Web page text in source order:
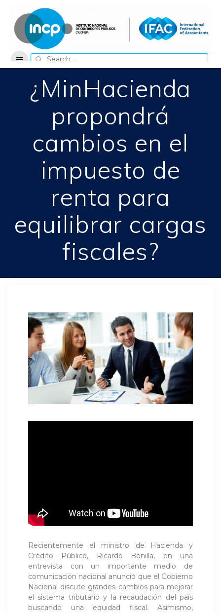
content
Search
for:
¿MinHacienda
propondrá
cambios en el
impuesto de
renta para
equilibrar cargas
fiscales?
Recientemente el ministro de Hacienda y
Crédito Público, Ricardo Bonilla, en una
entrevista con un importante medio de
comunicación nacional anunció que el Gobierno
Nacional discute grandes cambios para mejorar
el sistema tributario y la recaudación del país
buscando una equidad fiscal. Asimismo,